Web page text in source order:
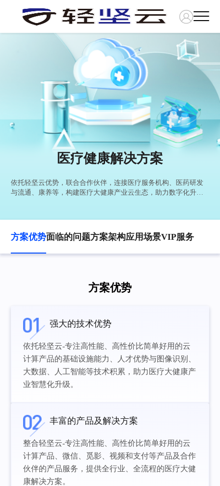
医疗健康解决方案
依托轻坚云优势，联合合作伙伴，连接医疗服务机构、医药研发
与流通、康养等，构建医疗大健康产业云生态，助力数字化升
方案优势面临的问题方案架构应用场景VIP服务
方案优势
强大的技术优势
依托轻坚云-专注高性能、高性价比简单好用的云
计算产品的基础设施能力、人才优势与图像识别、
大数据、人工智能等技术积累，助力医疗大健康产
业智慧化升级。
丰富的产品及解决方案
整合轻坚云-专注高性能、高性价比简单好用的云
计算产品、微信、觅影、视频和支付等产品及合作
伙伴的产品服务，提供全行业、全流程的医疗大健
康解决方案。